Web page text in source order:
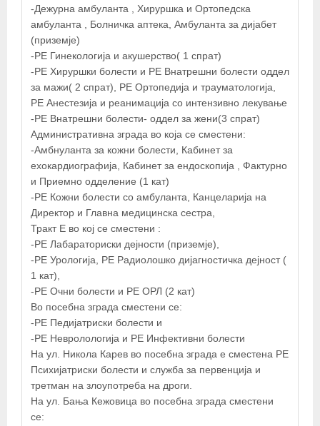
-Дежурна амбуланта , Хируршка и Ортопедска
амбуланта , Болничка аптека, Амбуланта за дијабет
(приземје)
-РЕ Гинекологија и акушерство( 1 спрат)
-РЕ Хируршки болести и РЕ Внатрешни болести оддел
за мажи( 2 спрат), РЕ Ортопедија и трауматологија,
РЕ Анестезија и реанимација со интензивно лекување
-РЕ Внатрешни болести- оддел за жени(3 спрат)
Административна зграда во која се сместени:
-Амбнуланта за кожни болести, Кабинет за
ехокардиографија, Кабинет за ендоскопија , Фактурно
и Приемно одделение (1 кат)
-РЕ Кожни болести со амбуланта, Канцеларија на
Директор и Главна медицинска сестра,
Тракт Е во кој се сместени :
-РЕ Лабараториски дејности (приземје),
-РЕ Урологија, РЕ Радиолошко дијагностичка дејност (
1 кат),
-РЕ Очни болести и РЕ ОРЛ (2 кат)
Во посебна зграда сместени се:
-РЕ Педијатриски болести и
-РЕ Невролологија и РЕ Инфективни болести
На ул. Никола Карев во посебна зграда е сместена РЕ
Психијатриски болести и служба за первенција и
третман на злоупотреба на дроги.
На ул. Бања Кежовица во посебна зграда сместени
се: